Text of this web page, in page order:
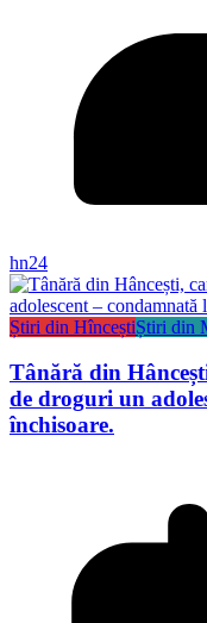
hn24
Știri din HînceștiȘtiri din
Tânără din
de droguri un
închisoare.